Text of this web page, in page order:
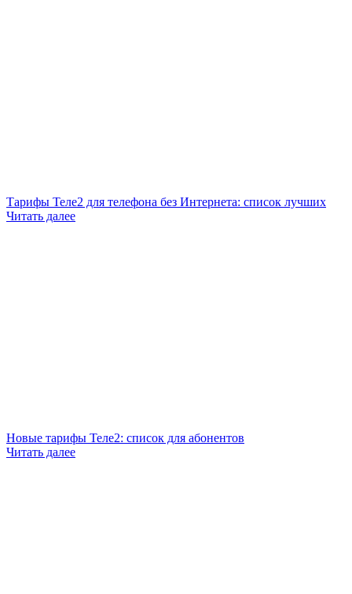
Тарифы Теле2 для телефона без Интернета: список лучших
Читать далее
Новые тарифы Теле2: список для абонентов
Читать далее